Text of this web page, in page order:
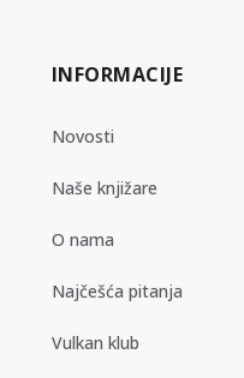
INFORMACIJE
Novosti
Naše knjižare
O nama
Najčešća pitanja
Vulkan klub